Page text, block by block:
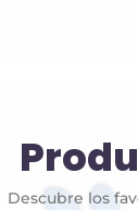
Descubre los